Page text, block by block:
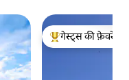
गेस्ट्स का टॉप फ़ेवरेट
गेस्ट्स की फ़ेवरेट